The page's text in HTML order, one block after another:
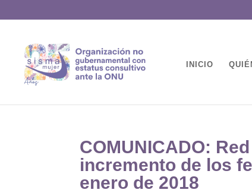
INICIO
COMUNICADO:
incremento de los
enero de 2018